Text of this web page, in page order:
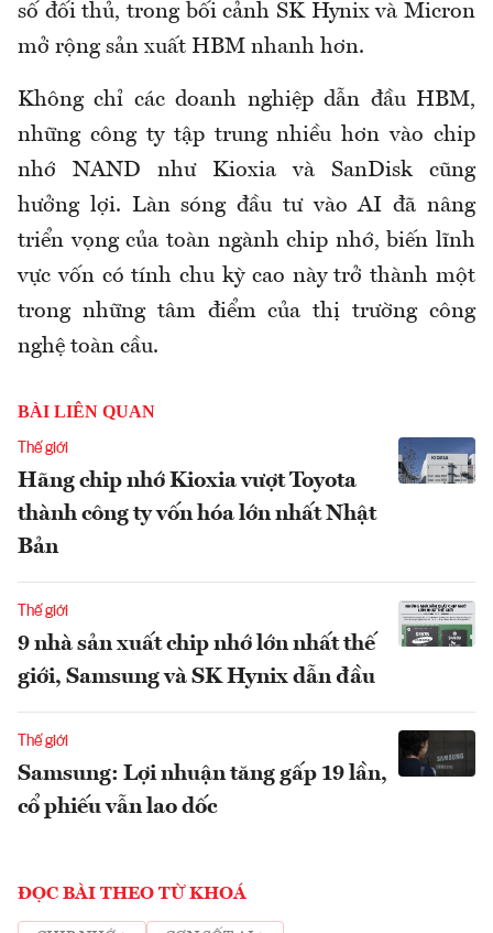
số đối thủ, trong bối cảnh SK Hynix và Micron
mở rộng sản xuất HBM nhanh hơn.
Không chỉ các doanh nghiệp dẫn đầu HBM,
những công ty tập trung nhiều hơn vào chip
nhớ NAND như Kioxia và SanDisk cũng
hưởng lợi. Làn sóng đầu tư vào AI đã nâng
triển vọng của toàn ngành chip nhớ, biến lĩnh
vực vốn có tính chu kỳ cao này trở thành một
trong những tâm điểm của thị trường công
nghệ toàn cầu.
BÀI LIÊN QUAN
Thế giới
Hãng chip nhớ Kioxia vượt Toyota
thành công ty vốn hóa lớn nhất Nhật
Bản
Thế giới
9 nhà sản xuất chip nhớ lớn nhất thế
giới, Samsung và SK Hynix dẫn đầu
Thế giới
Samsung: Lợi nhuận tăng gấp 19 lần,
cổ phiếu vẫn lao dốc
ĐỌC BÀI THEO TỪ KHOÁ